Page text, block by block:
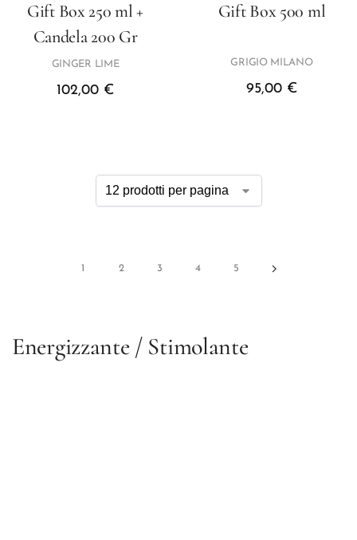
Energizzante / Stimolante
Gift Box 250 ml +
Candela 200 Gr
GINGER LIME
102,00 €
Gift Box 500 ml
GRIGIO MILANO
95,00 €
1 2 3 4 5